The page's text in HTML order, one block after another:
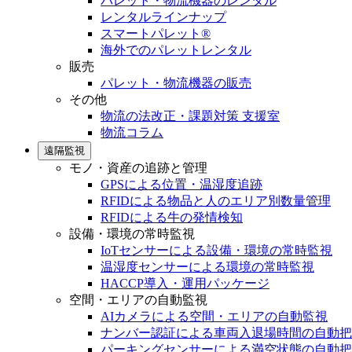
レンタルラインナップ
スマートパレット®
海外でのパレットレンタル
販売
パレット・物流機器の販売
その他
物流の法改正・課題対策 支援室
物流コラム
遠隔監視
モノ・資産の追跡と管理
GPSによる位置・温湿度追跡
RFIDによる物品と人のエリア別数量管理
RFIDによる牛の発情検知
設備・環境の常時監視
IoTセンサーによる設備・環境の常時監視
温湿度センサーによる環境の常時監視
HACCP導入・運用パッケージ
空間・エリアの自動監視
AIカメラによる空間・エリアの自動監視
ナンバー認証による車両入退場時間の自動